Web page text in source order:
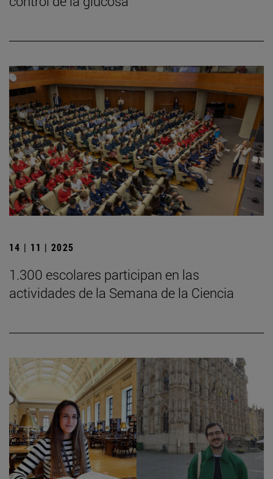
14 | 11 | 2025
1.300 escolares participan en las
actividades de la Semana de la Ciencia